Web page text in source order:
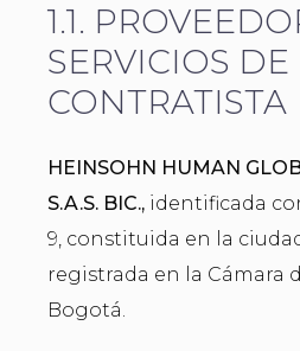
1.1.
SERVICIOS
CONTRATISTA
HEINSOHN HUMAN
S.A.S. BIC., identificada
9, constituida en la
registrada en la Cámara
Bogotá.